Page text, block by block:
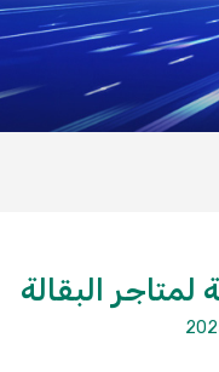
لمتاجر البقالة